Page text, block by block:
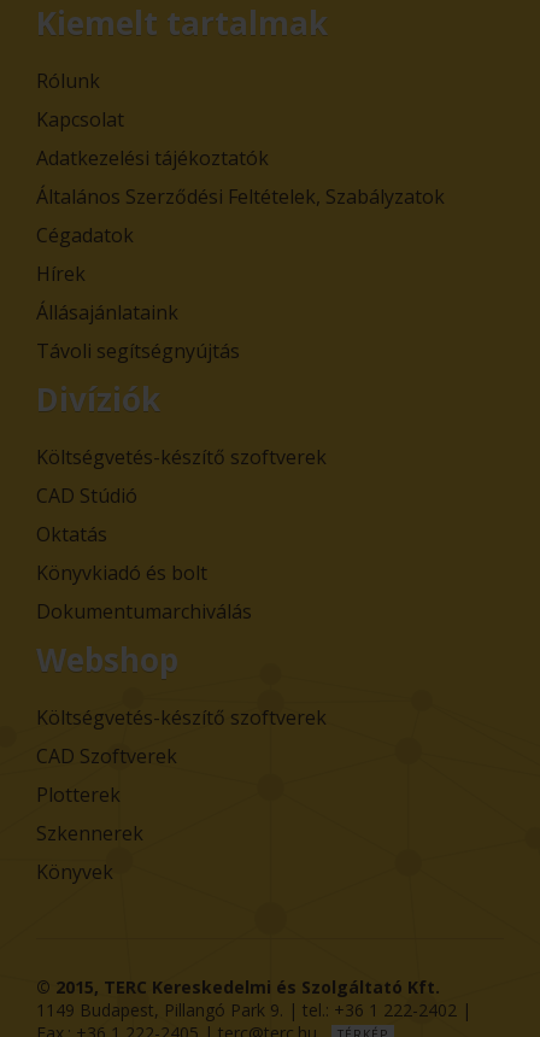
Kiemelt tartalmak
Rólunk
Kapcsolat
Adatkezelési tájékoztatók
Általános Szerződési Feltételek, Szabályzatok
Cégadatok
Hírek
Állásajánlataink
Távoli segítségnyújtás
Divíziók
Költségvetés-készítő szoftverek
CAD Stúdió
Oktatás
Könyvkiadó és bolt
Dokumentumarchiválás
Webshop
Költségvetés-készítő szoftverek
CAD Szoftverek
Plotterek
Szkennerek
Könyvek
© 2015, TERC Kereskedelmi és Szolgáltató Kft.
1149 Budapest, Pillangó Park 9. | tel.: +36 1 222-2402 |